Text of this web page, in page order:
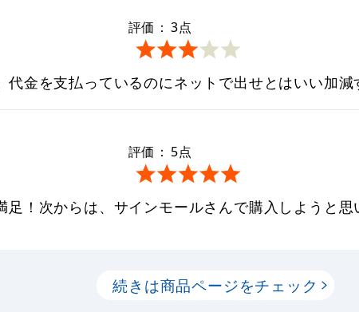
評価： 3点
金を支払っているのにネットで出せとはいい加減
評価： 5点
！次からは、サインモールさんで購入しようと思
続きは商品ページをチェック